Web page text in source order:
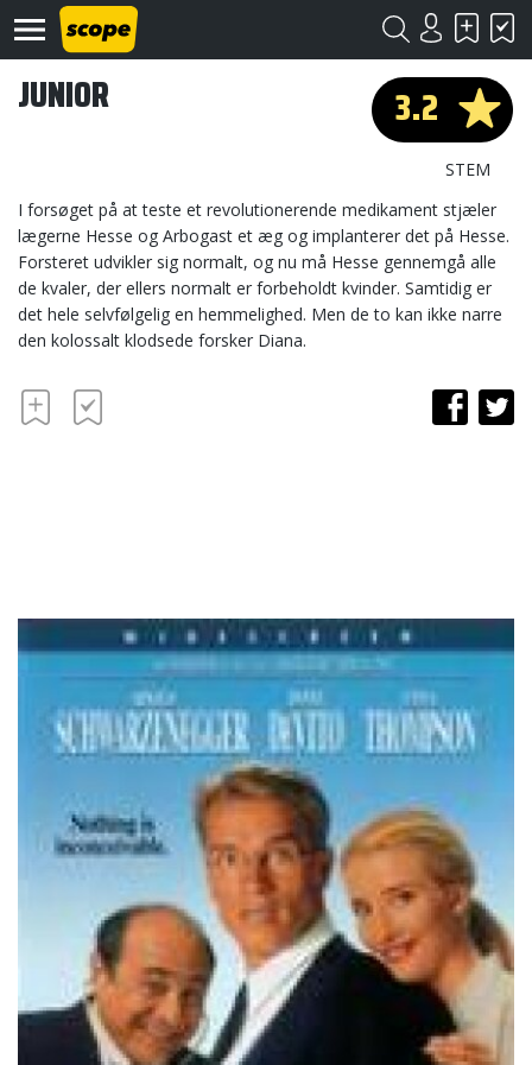
Om
Scope
Kontakt
3.2
STEM
JUNIOR
I forsøget på at teste et revolutionerende medikament stjæler
lægerne Hesse og Arbogast et æg og implanterer det på Hesse.
Forsteret udvikler sig normalt, og nu må Hesse gennemgå alle
de kvaler, der ellers normalt er forbeholdt kvinder. Samtidig er
det hele selvfølgelig en hemmelighed. Men de to kan ikke narre
den kolossalt klodsede forsker Diana.